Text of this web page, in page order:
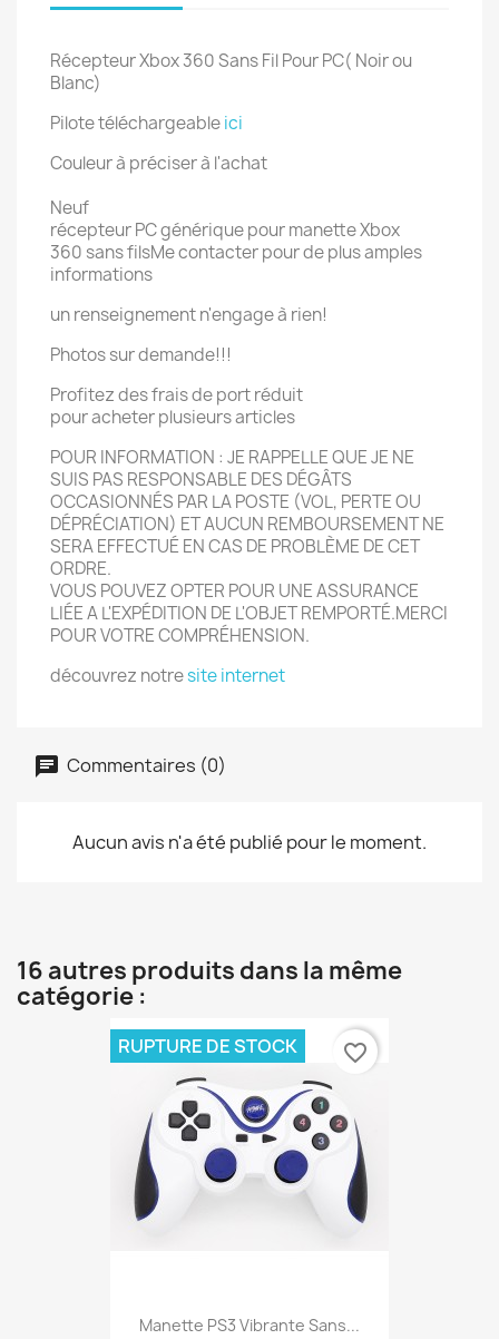
Récepteur Xbox 360 Sans Fil Pour PC( Noir ou
Blanc)
Pilote téléchargeableici
Couleur à préciser à l'achat
Neuf
récepteur PC générique pour manette Xbox
360 sans filsMe contacter pour de plus amples
informations
un renseignement n'engage à rien!
Photos sur demande!!!
Profitez des frais de port réduit
pour acheter plusieurs articles
POUR INFORMATION : JE RAPPELLE QUE JE NE
SUIS PAS RESPONSABLE DES DÉGÂTS
OCCASIONNÉS PAR LA POSTE (VOL, PERTE OU
DÉPRÉCIATION) ET AUCUN REMBOURSEMENT NE
SERA EFFECTUÉ EN CAS DE PROBLÈME DE CET
ORDRE.
VOUS POUVEZ OPTER POUR UNE ASSURANCE
LIÉE A L'EXPÉDITION DE L'OBJET REMPORTÉ.MERCI
POUR VOTRE COMPRÉHENSION.
découvrez notresite internet
Commentaires (0)
Aucun avis n'a été publié pour le moment.
16 autres produits dans la même
catégorie :
Manette PS3 Vibrante Sans...
RUPTURE DE STOCK favorite_border